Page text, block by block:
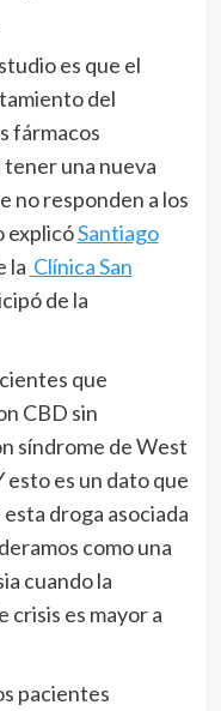
es que el
del
fármacos
una nueva
no responden a los
explicóSantiago
la Clínica San
de la
que
CBD sin
síndrome de West
esto es un dato que
droga asociada
como una
cuando la
crisis es mayor a
pacientes